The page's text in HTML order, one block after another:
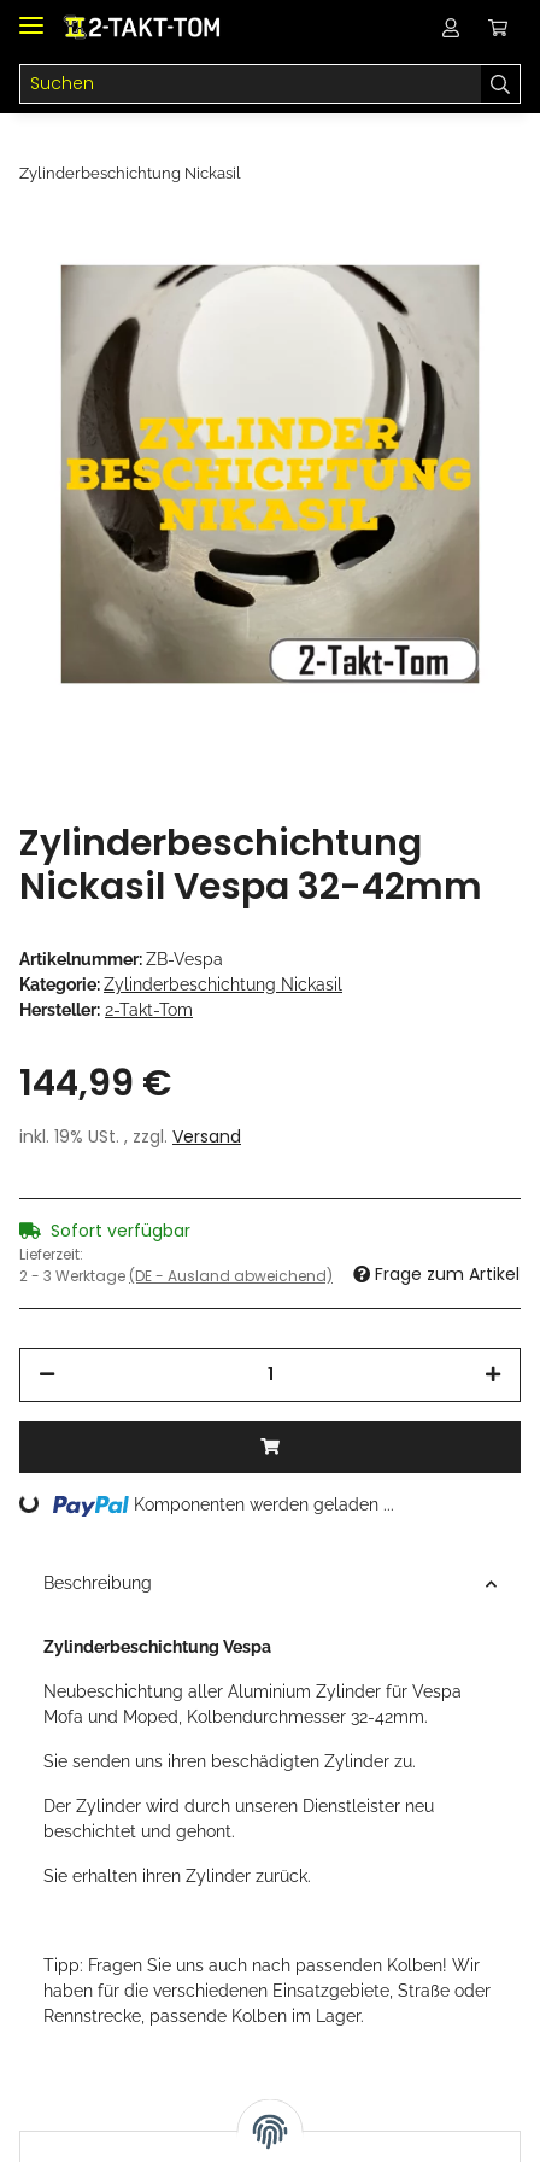
Zylinderbeschichtung Nickasil
Zylinderbeschichtung
Nickasil Vespa 32-42mm
Artikelnummer:ZB-Vespa
Kategorie:Zylinderbeschichtung Nickasil
Hersteller: 2-Takt-Tom
144,99 €
inkl. 19% USt. , zzgl. Versand
Sofort verfügbar
Lieferzeit:
2 - 3 Werktage (DE - Ausland abweichend) Frage zum Artikel
Loading... Komponenten werden geladen ...
Beschreibung
Zylinderbeschichtung Vespa
Neubeschichtung aller Aluminium Zylinder für Vespa
Mofa und Moped, Kolbendurchmesser 32-42mm.
Sie senden uns ihren beschädigten Zylinder zu.
Der Zylinder wird durch unseren Dienstleister neu
beschichtet und gehont.
Sie erhalten ihren Zylinder zurück.
Tipp: Fragen Sie uns auch nach passenden Kolben! Wir
haben für die verschiedenen Einsatzgebiete, Straße oder
Rennstrecke, passende Kolben im Lager.